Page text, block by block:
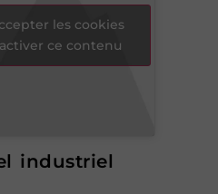
les cookies
ce contenu
industriel